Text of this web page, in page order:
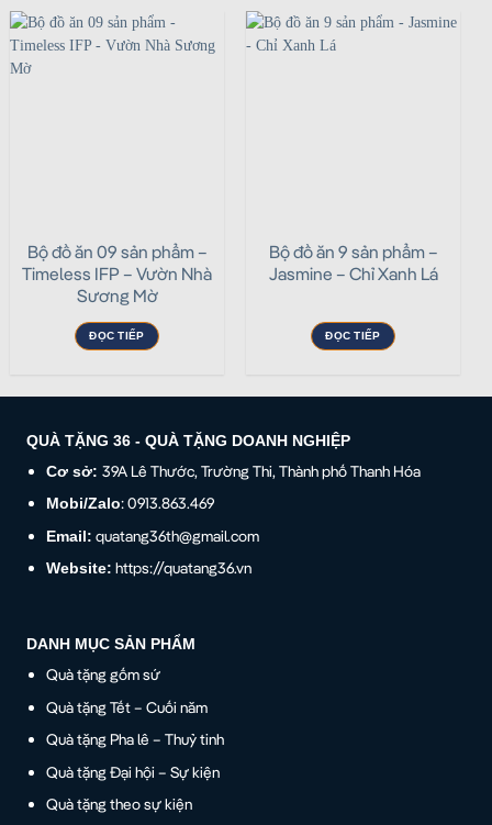
Bộ đồ ăn 09 sản phẩm –
Timeless IFP – Vườn Nhà
Sương Mờ
ĐỌC TIẾP
Bộ đồ ăn 9 sản phẩm –
Jasmine – Chỉ Xanh Lá
ĐỌC TIẾP
QUÀ TẶNG 36 - QUÀ TẶNG DOANH NGHIỆP
Cơ sở:39A Lê Thước, Trường Thi, Thành phố Thanh Hóa
Mobi/Zalo: 0913.863.469
Email: quatang36th@gmail.com
Website: https://quatang36.vn
DANH MỤC SẢN PHẨM
Quà tặng gốm sứ
Quà tặng Tết – Cuối năm
Quà tặng Pha lê – Thuỷ tinh
Quà tặng Đại hội – Sự kiện
Quà tặng theo sự kiện